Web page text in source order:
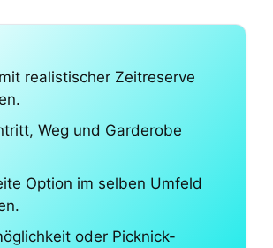
realistischer Zeitreserve
Weg und Garderobe
Option im selben Umfeld
oder Picknick-